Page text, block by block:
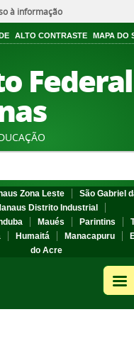
à informação
ALTO CONTRASTE MAPA DO
Zona Leste
São Gabriel
Distrito Industrial
Maués Parintins
Humaitá Manacapuru
do Acre